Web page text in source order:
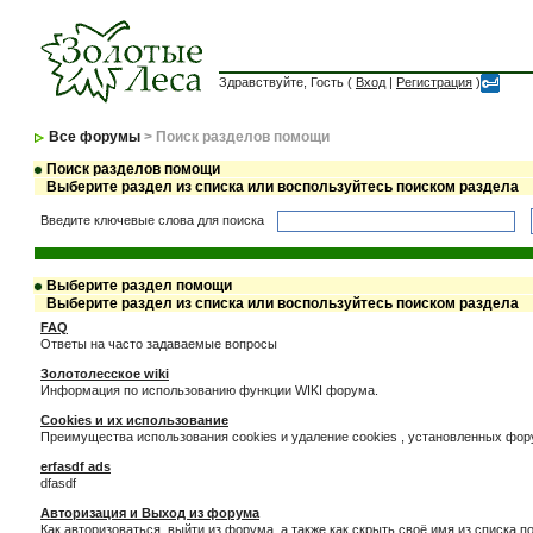
Здравствуйте, Гость ( Вход | Регистрация )
Все форумы > Поиск разделов помощи
Поиск разделов помощи
Выберите раздел из списка или воспользуйтесь поиском раздела
Введите ключевые слова для поиска
Выберите раздел помощи
Выберите раздел из списка или воспользуйтесь поиском раздела
FAQ
Ответы на часто задаваемые вопросы
Золотолесское wiki
Информация по использованию функции WIKI форума.
Cookies и их использование
Преимущества использования cookies и удаление cookies , установленных
erfasdf ads
dfasdf
Авторизация и Выход из форума
Как авторизоваться, выйти из форума, а также как скрыть своё имя из списка